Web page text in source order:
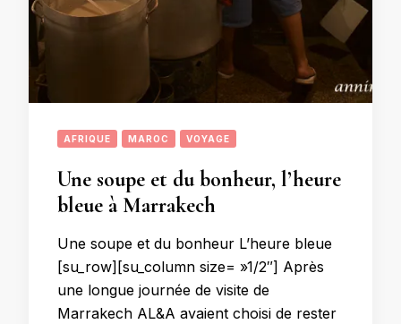
AFRIQUE MAROC VOYAGE
Une soupe et du bonheur, l’heure
bleue à Marrakech
Une soupe et du bonheur L’heure bleue
[su_row][su_column size= »1/2″] Après
une longue journée de visite de
Marrakech AL&A avaient choisi de rester